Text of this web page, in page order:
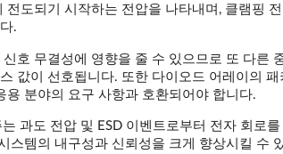
도되기 시작하는 전압을 나타내며, 클램핑
.
호 무결성에 영향을 줄 수 있으므로 또 다른
값이 선호됩니다. 또한 다이오드 어레이의
분야의 요구 사항과 호환되어야 합니다.
과도 전압 및 ESD 이벤트로부터 전자 회로
스템의 내구성과 신뢰성을 크게 향상시킬 수